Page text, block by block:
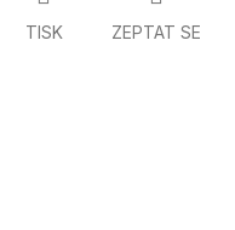
TISK ZEPTAT SE